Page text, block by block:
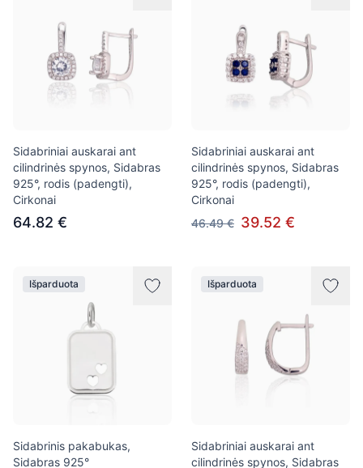
Sidabriniai auskarai ant
cilindrinės spynos, Sidabras
925°, rodis (padengti),
Cirkonai
64.82 €
Sidabriniai auskarai ant
cilindrinės spynos, Sidabras
925°, rodis (padengti),
Cirkonai
46.49 € 39.52 €
Išparduota
Sidabrinis pakabukas,
Sidabras 925°
Išparduota
Sidabriniai auskarai ant
cilindrinės spynos, Sidabras